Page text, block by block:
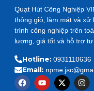
Quạt Hút Công Nghiệp
thông gió, làm mát và xử
trình công nghiệp trên
lượng, giá tốt và hỗ trợ tư
Hotline: 0931110636
Email:
F
a
Y
o
X
-
I
n